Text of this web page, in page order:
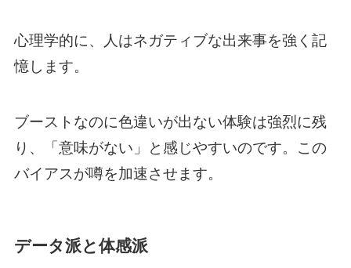
心理学的に、人はネガティブな出来事を強く記
憶します。
ブーストなのに色違いが出ない体験は強烈に残
り、「意味がない」と感じやすいのです。この
バイアスが噂を加速させます。
データ派と体感派